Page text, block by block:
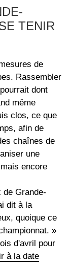
TENIR
de
Rassembler
dont
même
clos, ce que
afin de
chaînes de
une
encore
de Grande-
dit à la
quoique ce
»
d'avril pour
à la date